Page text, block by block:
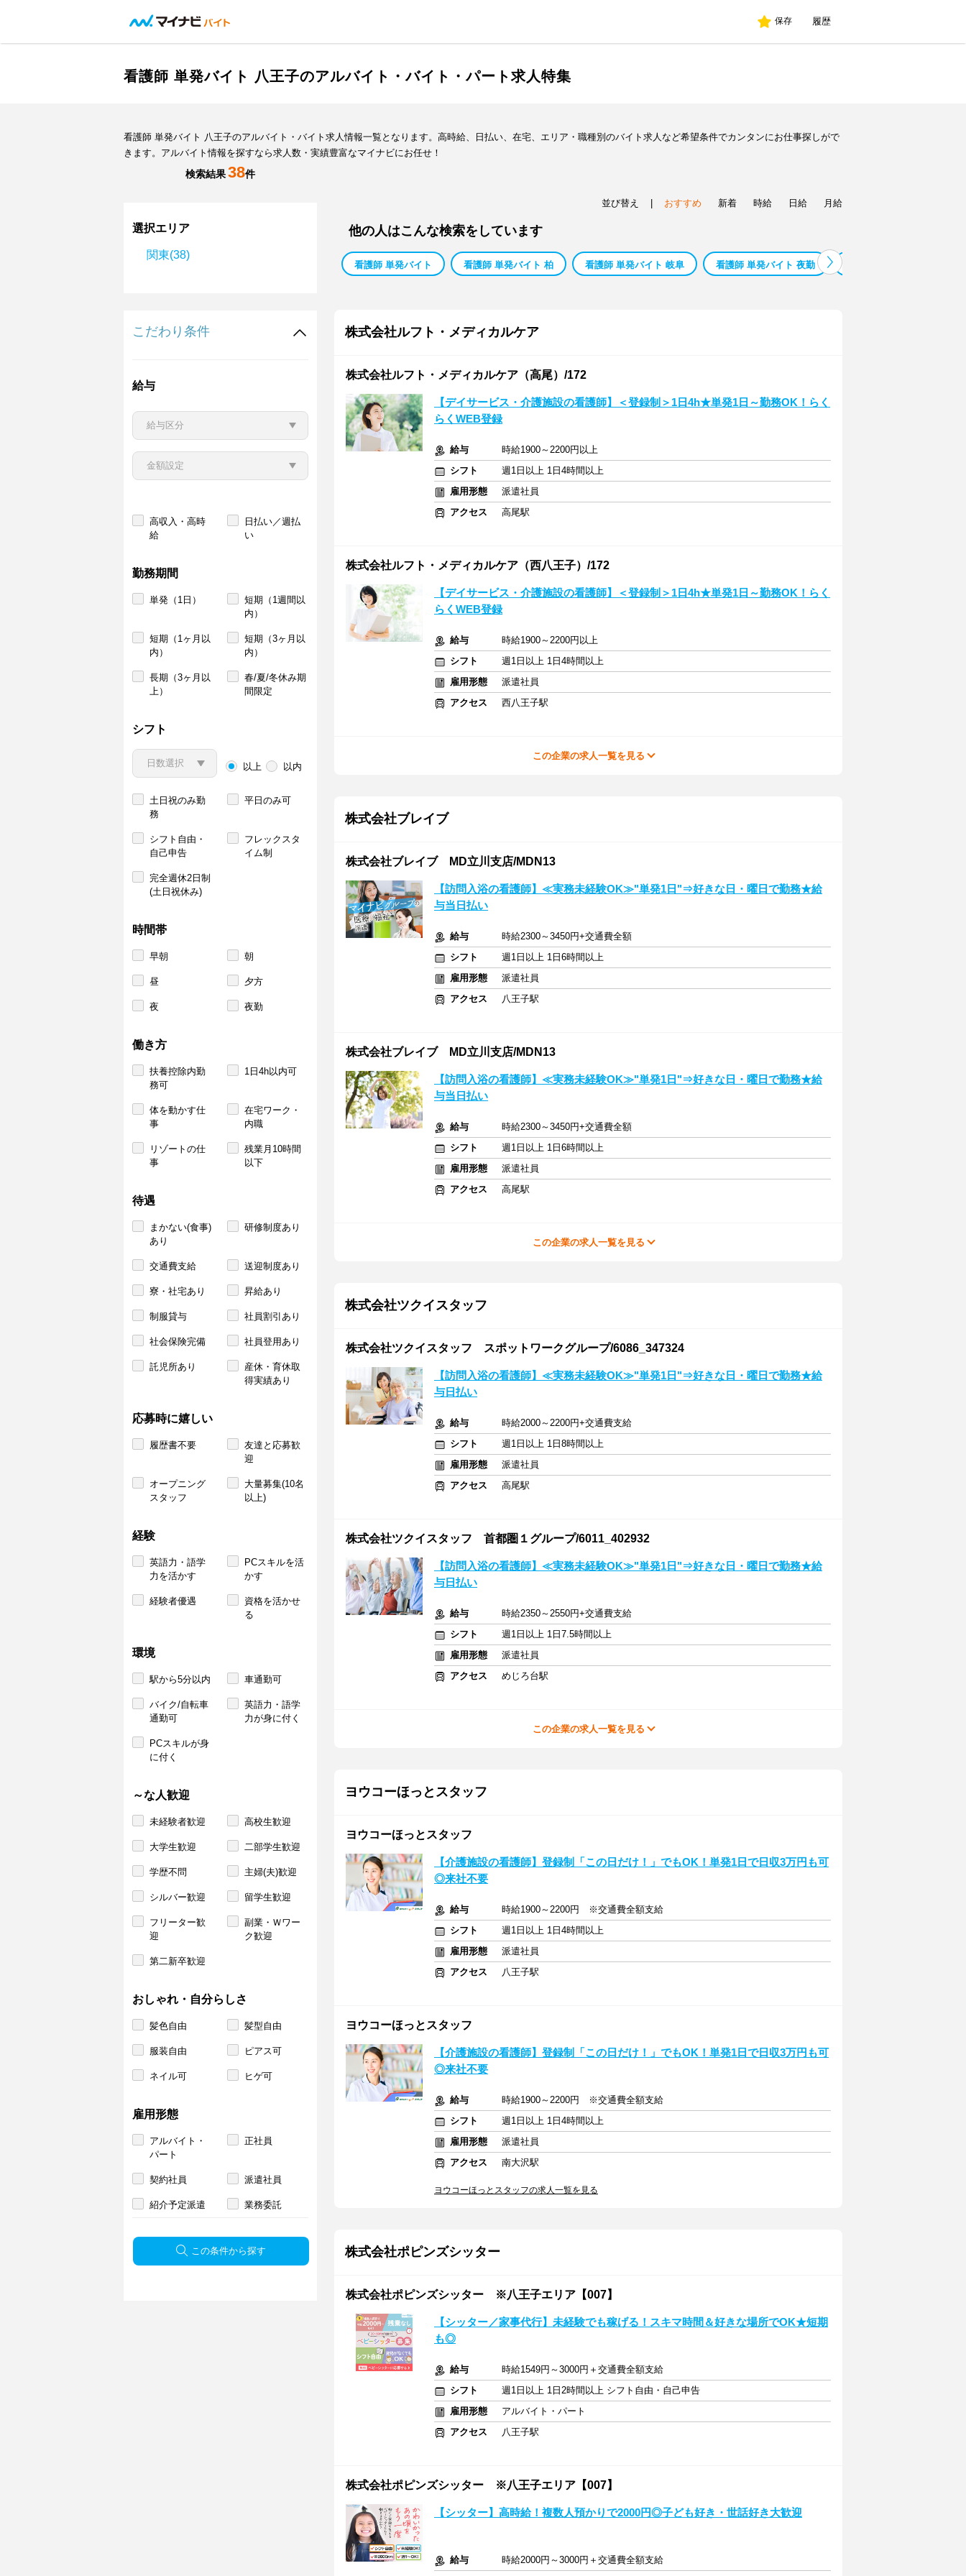
保存 履歴
看護師 単発バイト 八王子のアルバイト・バイト・パート求人特集
看護師 単発バイト 八王子のアルバイト・バイト求人情報一覧となります。高時給、日払い、在宅、エリア・職種別のバイト求人など希望条件でカンタンにお仕事探しがで
きます。アルバイト情報を探すなら求人数・実績豊富なマイナビにお任せ！
検索結果38件
選択エリア
関東(38)
こだわり条件
給与
高収入・高時
給
日払い／週払
い
勤務期間
単発（1日）
短期（1週間以
内）
短期（1ヶ月以
内）
短期（3ヶ月以
内）
長期（3ヶ月以
上）
春/夏/冬休み期
間限定
シフト
以上 以内
土日祝のみ勤
務
平日のみ可
シフト自由・
自己申告
フレックスタ
イム制
完全週休2日制
(土日祝休み)
時間帯
早朝 朝
昼 夕方
夜 夜勤
働き方
扶養控除内勤
務可
1日4h以内可
体を動かす仕
事
在宅ワーク・
内職
リゾートの仕
事
残業月10時間
以下
待遇
まかない(食事)
あり
研修制度あり
交通費支給 送迎制度あり
寮・社宅あり 昇給あり
制服貸与 社員割引あり
社会保険完備 社員登用あり
託児所あり
産休・育休取
得実績あり
応募時に嬉しい
履歴書不要
友達と応募歓
迎
オープニング
スタッフ
大量募集(10名
以上)
経験
英語力・語学
力を活かす
PCスキルを活
かす
経験者優遇
資格を活かせ
る
環境
駅から5分以内 車通勤可
バイク/自転車
通勤可
英語力・語学
力が身に付く
PCスキルが身
に付く
～な人歓迎
未経験者歓迎 高校生歓迎
大学生歓迎 二部学生歓迎
学歴不問 主婦(夫)歓迎
シルバー歓迎 留学生歓迎
フリーター歓
迎
副業・Ｗワー
ク歓迎
第二新卒歓迎
おしゃれ・自分らしさ
髪色自由 髪型自由
服装自由 ピアス可
ネイル可 ヒゲ可
雇用形態
アルバイト・
パート
正社員
契約社員 派遣社員
紹介予定派遣 業務委託
この条件から探す
並び替え おすすめ 新着 時給 日給 月給
他の人はこんな検索をしています
看護師 単発バイト 看護師 単発バイト 柏 看護師 単発バイト 岐阜 看護師 単発バイト 夜勤
株式会社ルフト・メディカルケア
株式会社ルフト・メディカルケア（高尾）/172
【デイサービス・介護施設の看護師】＜登録制＞1日4h★単発1日～勤務OK！らく
らくWEB登録
給与
時給1900～2200円以上
シフト
週1日以上 1日4時間以上
雇用形態
派遣社員
アクセス
高尾駅
株式会社ルフト・メディカルケア（西八王子）/172
【デイサービス・介護施設の看護師】＜登録制＞1日4h★単発1日～勤務OK！らく
らくWEB登録
給与
時給1900～2200円以上
シフト
週1日以上 1日4時間以上
雇用形態
派遣社員
アクセス
西八王子駅
この企業の求人一覧を見る
株式会社ブレイブ
株式会社ブレイブ MD立川支店/MDN13
【訪問入浴の看護師】≪実務未経験OK≫"単発1日"⇒好きな日・曜日で勤務★給
与当日払い
給与
時給2300～3450円+交通費全額
シフト
週1日以上 1日6時間以上
雇用形態
派遣社員
アクセス
八王子駅
株式会社ブレイブ MD立川支店/MDN13
【訪問入浴の看護師】≪実務未経験OK≫"単発1日"⇒好きな日・曜日で勤務★給
与当日払い
給与
時給2300～3450円+交通費全額
シフト
週1日以上 1日6時間以上
雇用形態
派遣社員
アクセス
高尾駅
この企業の求人一覧を見る
株式会社ツクイスタッフ
株式会社ツクイスタッフ スポットワークグループ/6086_347324
【訪問入浴の看護師】≪実務未経験OK≫"単発1日"⇒好きな日・曜日で勤務★給
与日払い
給与
時給2000～2200円+交通費支給
シフト
週1日以上 1日8時間以上
雇用形態
派遣社員
アクセス
高尾駅
株式会社ツクイスタッフ 首都圏１グループ/6011_402932
【訪問入浴の看護師】≪実務未経験OK≫"単発1日"⇒好きな日・曜日で勤務★給
与日払い
給与
時給2350～2550円+交通費支給
シフト
週1日以上 1日7.5時間以上
雇用形態
派遣社員
アクセス
めじろ台駅
この企業の求人一覧を見る
ヨウコーほっとスタッフ
ヨウコーほっとスタッフ
【介護施設の看護師】登録制「この日だけ！」でもOK！単発1日で日収3万円も可
◎来社不要
給与
時給1900～2200円 ※交通費全額支給
シフト
週1日以上 1日4時間以上
雇用形態
派遣社員
アクセス
八王子駅
ヨウコーほっとスタッフ
【介護施設の看護師】登録制「この日だけ！」でもOK！単発1日で日収3万円も可
◎来社不要
給与
時給1900～2200円 ※交通費全額支給
シフト
週1日以上 1日4時間以上
雇用形態
派遣社員
アクセス
南大沢駅
ヨウコーほっとスタッフの求人一覧を見る
株式会社ポピンズシッター
株式会社ポピンズシッター ※八王子エリア【007】
【シッター／家事代行】未経験でも稼げる！スキマ時間＆好きな場所でOK★短期
も◎
給与
時給1549円～3000円＋交通費全額支給
シフト
週1日以上 1日2時間以上 シフト自由・自己申告
雇用形態
アルバイト・パート
アクセス
八王子駅
株式会社ポピンズシッター ※八王子エリア【007】
【シッター】高時給！複数人預かりで2000円◎子ども好き・世話好き大歓迎
給与
時給2000円～3000円＋交通費全額支給